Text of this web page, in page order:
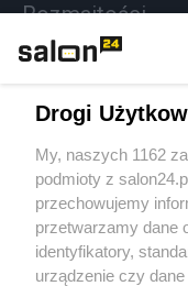
Rozmaitości
Sport
Społeczeństwo
Kultura
Drogi
My, naszych 1162
podmioty z
przechowujemy
przetwarzamy dane
identyfikatory,
urządzenie czy